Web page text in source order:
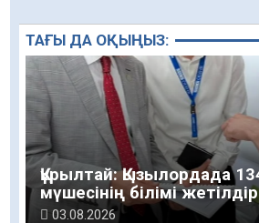
ТАҒЫ ДА ОҚЫҢЫЗ:
Құрылтай: Қызылордада
мүшесінің білімі
03.08.2026